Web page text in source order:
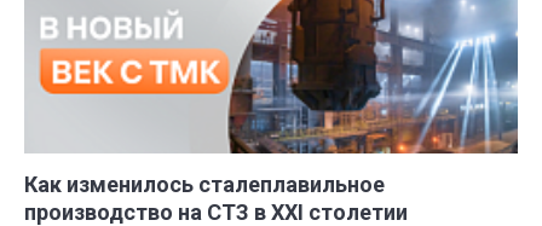
Как изменилось сталеплавильное
производство на СТЗ в ХХI столетии